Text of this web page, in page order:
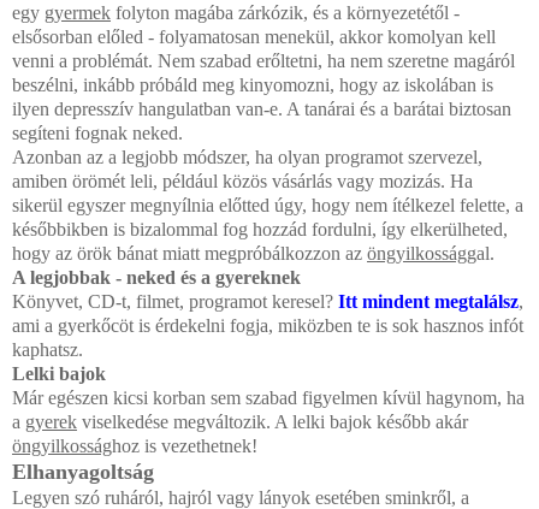
egy gyermek folyton magába zárkózik, és a környezetétől -
elsősorban előled - folyamatosan menekül, akkor komolyan kell
venni a problémát. Nem szabad erőltetni, ha nem szeretne magáról
beszélni, inkább próbáld meg kinyomozni, hogy az iskolában is
ilyen depresszív hangulatban van-e. A tanárai és a barátai biztosan
segíteni fognak neked.
Azonban az a legjobb módszer, ha olyan programot szervezel,
amiben örömét leli, például közös vásárlás vagy mozizás. Ha
sikerül egyszer megnyílnia előtted úgy, hogy nem ítélkezel felette, a
későbbikben is bizalommal fog hozzád fordulni, így elkerülheted,
hogy az örök bánat miatt megpróbálkozzon az öngyilkossággal.
A legjobbak - neked és a gyereknek
Könyvet, CD-t, filmet, programot keresel? Itt mindent megtalálsz,
ami a gyerkőcöt is érdekelni fogja, miközben te is sok hasznos infót
kaphatsz.
Lelki bajok
Már egészen kicsi korban sem szabad figyelmen kívül hagynom, ha
a gyerek viselkedése megváltozik. A lelki bajok később akár
öngyilkossághoz is vezethetnek!
Elhanyagoltság
Legyen szó ruháról, hajról vagy lányok esetében sminkről, a